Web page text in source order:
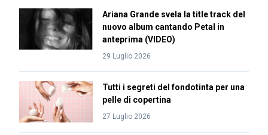
Ariana Grande svela la title track del
nuovo album cantando Petal in
anteprima (VIDEO)
29 Luglio 2026
Tutti i segreti del fondotinta per una
pelle di copertina
27 Luglio 2026